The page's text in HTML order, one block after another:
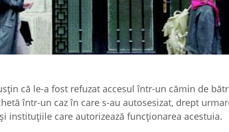
că le-a fost refuzat accesul într-un cămin de
într-un caz în care s-au autosesizat, drept
instituţiile care autorizează funcţionarea acestuia.